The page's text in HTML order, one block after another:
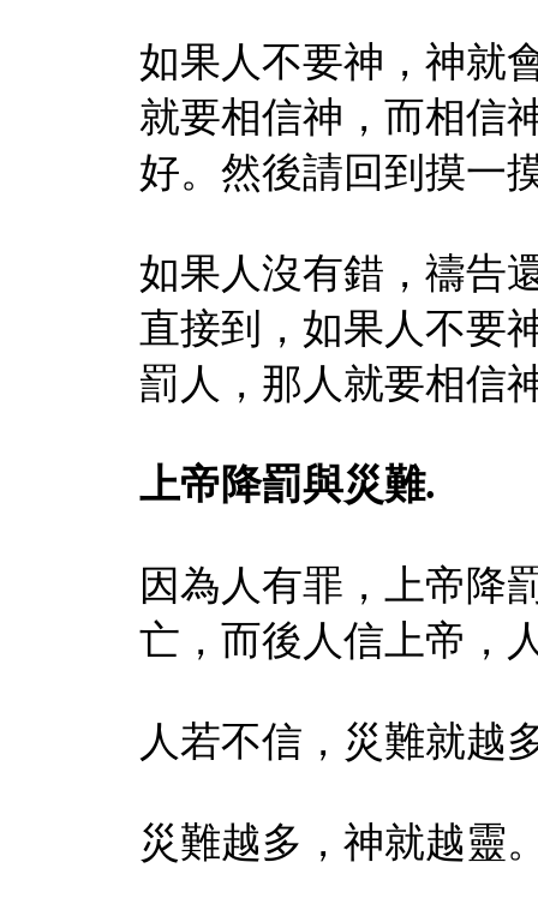
如果人不要神，神就
就要相信神，而相信
好。然後請回到摸一
如果人沒有錯 ，禱告
直接到，如果人不要
罰人，那人就要相信
上帝降罰與災難.
因為人有罪，上帝降
亡，而後人信上帝，
人若不信，災難就越
災難越多，神就越靈